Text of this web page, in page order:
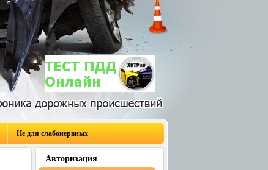
Не для слабонервных
Авторизация